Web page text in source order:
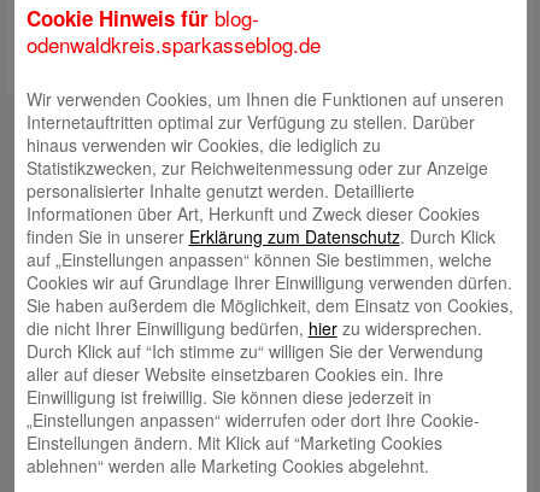
Kontakt
mail@sparkasse-odenwaldkreis.de
Telefon: 06062 500
Auch per WhatsApp erreichbar!
Neueste Beiträge
Sparkassen Kino Open-Air-Sommer 2026 startet
Öffnungszeiten der Sparkasse zum Wiesenmarkt
Herausragende Vertriebsleistung in Jahr 2025: Team
des ImmobilienCenter der Sparkasse Odenwaldkreis
überzeugt mit Kompetenz, Service und Erfolgsbilanz
Cookie Hinweis für blog-
odenwaldkreis.sparkasseblog.de
Wir verwenden Cookies, um Ihnen die Funktionen auf unseren
Internetauftritten optimal zur Verfügung zu stellen. Darüber
hinaus verwenden wir Cookies, die lediglich zu
Statistikzwecken, zur Reichweitenmessung oder zur Anzeige
personalisierter Inhalte genutzt werden. Detaillierte
Informationen über Art, Herkunft und Zweck dieser Cookies
finden Sie in unserer Erklärung zum Datenschutz. Durch Klick
auf „Einstellungen anpassen“ können Sie bestimmen, welche
Cookies wir auf Grundlage Ihrer Einwilligung verwenden dürfen.
Sie haben außerdem die Möglichkeit, dem Einsatz von Cookies,
die nicht Ihrer Einwilligung bedürfen, hierzu widersprechen.
Durch Klick auf “Ich stimme zu“ willigen Sie der Verwendung
aller auf dieser Website einsetzbaren Cookies ein. Ihre
Einwilligung ist freiwillig. Sie können diese jederzeit in
„Einstellungen anpassen“ widerrufen oder dort Ihre Cookie-
Einstellungen ändern. Mit Klick auf “Marketing Cookies
ablehnen“ werden alle Marketing Cookies abgelehnt.